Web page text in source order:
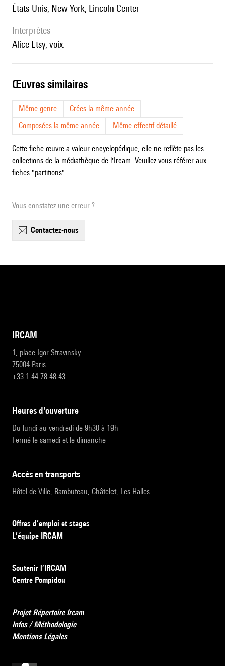
États-Unis, New York, Lincoln Center
interprètes
Alice Etsy, voix.
œuvres similaires
Même genre
Crées la même année
Composées la même année
Même effectif détaillé
Cette fiche œuvre a valeur encyclopédique, elle ne reflète pas les
collections de la médiathèque de l'Ircam. Veuillez vous référer aux
fiches "partitions".
Vous constatez une erreur ?
contactez-nous
IRCAM
1, place Igor-Stravinsky
75004 Paris
+33 1 44 78 48 43
heures d'ouverture
Du lundi au vendredi de 9h30 à 19h
Fermé le samedi et le dimanche
accès en transports
Hôtel de Ville, Rambuteau, Châtelet, Les Halles
Offres d’emploi et stages
L’équipe IRCAM
Soutenir l’IRCAM
Centre Pompidou
Projet Répertoire Ircam
Infos / Méthodologie
Mentions Légales